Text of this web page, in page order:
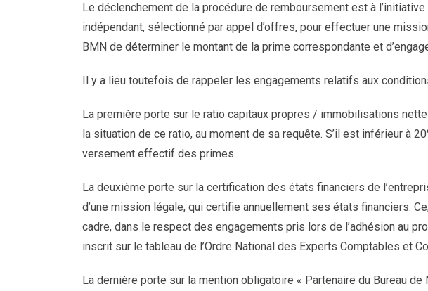
Le déclenchement de la procédure de remboursement est à
indépendant, sélectionné par appel d’offres, pour effectuer une
BMN de déterminer le montant de la prime correspondante et
Il y a lieu toutefois de rappeler les engagements relatifs aux
La première porte sur le ratio capitaux propres / immobilisations
la situation de ce ratio, au moment de sa requête. S’il est inférieur à
versement effectif des primes.
La deuxième porte sur la certification des états financiers de
d’une mission légale, qui certifie annuellement ses états financiers.
cadre, dans le respect des engagements pris lors de l’adhésion au
inscrit sur le tableau de l’Ordre National des Experts Comptables et
La dernière porte sur la mention obligatoire « Partenaire du Bureau